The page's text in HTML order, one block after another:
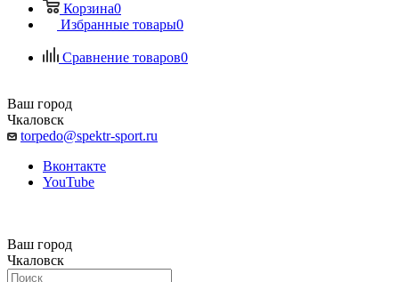
Корзина0
Избранные товары0
Сравнение товаров0
Ваш город
Чкаловск
torpedo@spektr-sport.ru
Вконтакте
YouTube
Ваш город
Чкаловск